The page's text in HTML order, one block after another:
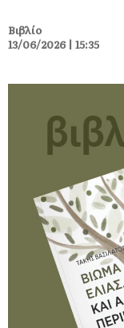
Βιβλίο
13/06/2026 | 15:35